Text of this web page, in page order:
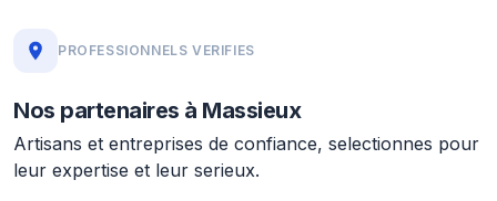
PROFESSIONNELS VERIFIES
Nos partenaires à Massieux
Artisans et entreprises de confiance, selectionnes pour
leur expertise et leur serieux.